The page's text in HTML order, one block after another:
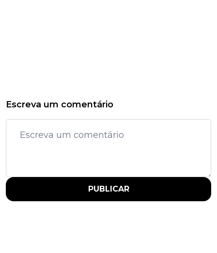
Escreva um comentário
PUBLICAR